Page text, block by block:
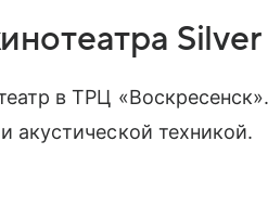
в ТРЦ
акустической техникой.